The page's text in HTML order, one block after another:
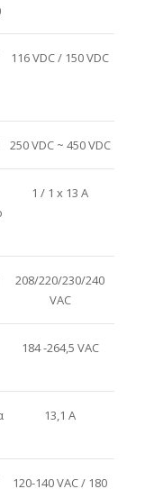
116 VDC / 150 VDC
250 VDC ~ 450 VDC
1 / 1 x 13 A
208/220/230/240
VAC
184 -264,5 VAC
13,1 A
120-140 VAC / 180